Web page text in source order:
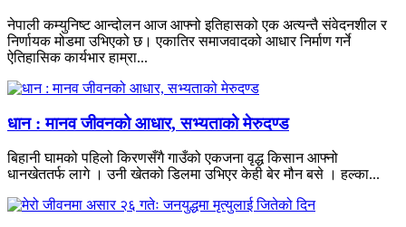
नेपाली कम्युनिष्ट आन्दोलन आज आफ्नो इतिहासको एक अत्यन्तै संवेदनशील र
निर्णायक मोडमा उभिएको छ। एकातिर समाजवादको आधार निर्माण गर्ने
ऐतिहासिक कार्यभार हाम्रा...
धान : मानव जीवनको आधार, सभ्यताको मेरुदण्ड
बिहानी घामको पहिलो किरणसँगै गाउँको एकजना वृद्ध किसान आफ्नो
धानखेततर्फ लागे । उनी खेतको डिलमा उभिएर केही बेर मौन बसे । हल्का...